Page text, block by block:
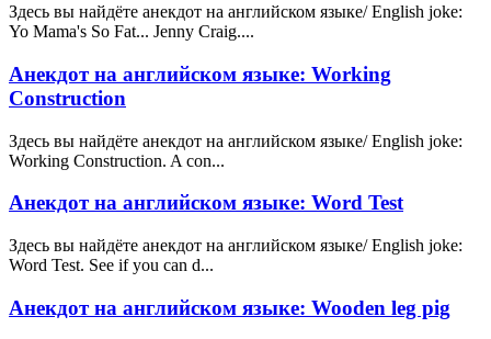
Здесь вы найдёте анекдот на английском языке/ English joke:
Yo Mama's So Fat... Jenny Craig....
Анекдот на английском языке: Working
Construction
Здесь вы найдёте анекдот на английском языке/ English joke:
Working Construction. A con...
Анекдот на английском языке: Word Test
Здесь вы найдёте анекдот на английском языке/ English joke:
Word Test. See if you can d...
Анекдот на английском языке: Wooden leg pig